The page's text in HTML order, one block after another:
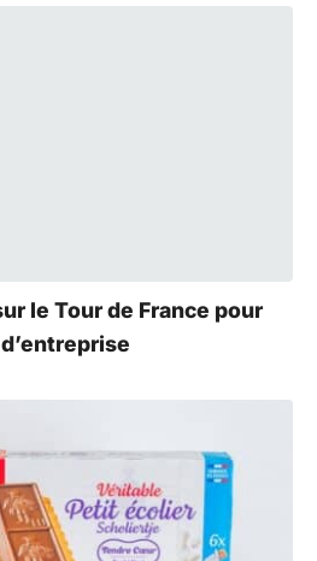
le Tour de France pour